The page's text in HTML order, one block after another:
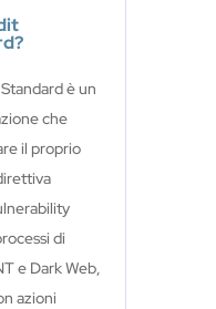
è un
che
il proprio
di
e Dark Web,
azioni